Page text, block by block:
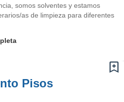
somos solventes y estamos
as de limpieza para diferentes
Pisos